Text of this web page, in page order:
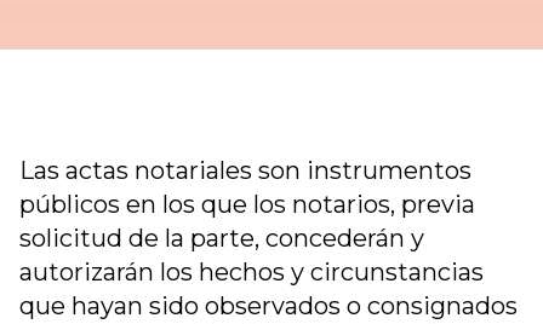
Las actas notariales son instrumentos
públicos en los que los notarios, previa
solicitud de la parte, concederán y
autorizarán los hechos y circunstancias
que hayan sido observados o consignados